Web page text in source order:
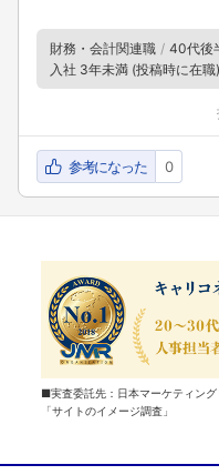
財務・会計関連職 40代後
入社 3年未満 (投稿時に在職)
参考になった 0
■実査委託先：日本マーケティン
「サイトのイメージ調査」